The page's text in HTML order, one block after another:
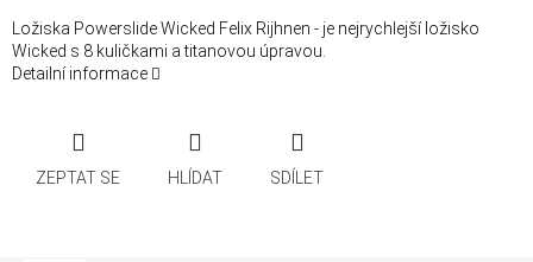
Ložiska Powerslide Wicked Felix Rijhnen - je nejrychlejší ložisko
Wicked s 8 kuličkami a titanovou úpravou.
Detailní informace
ZEPTAT SE HLÍDAT SDÍLET